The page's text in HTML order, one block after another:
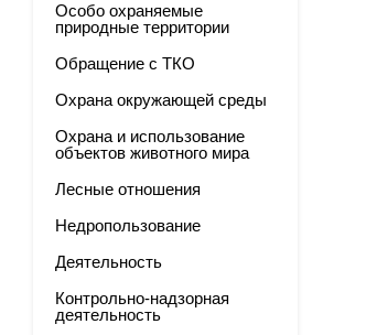
Особо охраняемые
природные территории
Обращение с ТКО
Охрана окружающей среды
Охрана и использование
объектов животного мира
Лесные отношения
Недропользование
Деятельность
Контрольно-надзорная
деятельность